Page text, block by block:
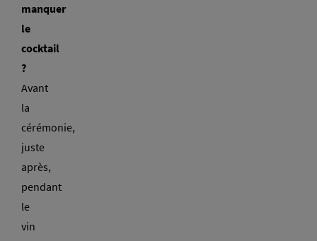
manquer
le
cocktail
?
Avant
la
cérémonie,
juste
après,
pendant
le
vin